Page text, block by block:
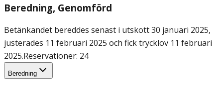
Beredning, Genomförd
Betänkandet bereddes senast i utskott 30 januari 2025,
justerades 11 februari 2025 och fick trycklov 11 februari
2025.Reservationer: 24
Beredning